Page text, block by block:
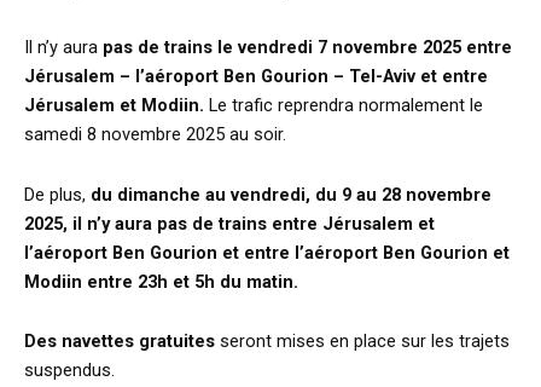
Il n’y aura pas de trains le vendredi 7 novembre 2025 entre
Jérusalem – l’aéroport Ben Gourion – Tel-Aviv et entre
Jérusalem et Modiin. Le trafic reprendra normalement le
samedi 8 novembre 2025 au soir.
De plus, du dimanche au vendredi, du 9 au 28 novembre
2025, il n’y aura pas de trains entre Jérusalem et
l’aéroport Ben Gourion et entre l’aéroport Ben Gourion et
Modiin entre 23h et 5h du matin.
Des navettes gratuites seront mises en place sur les trajets
suspendus.